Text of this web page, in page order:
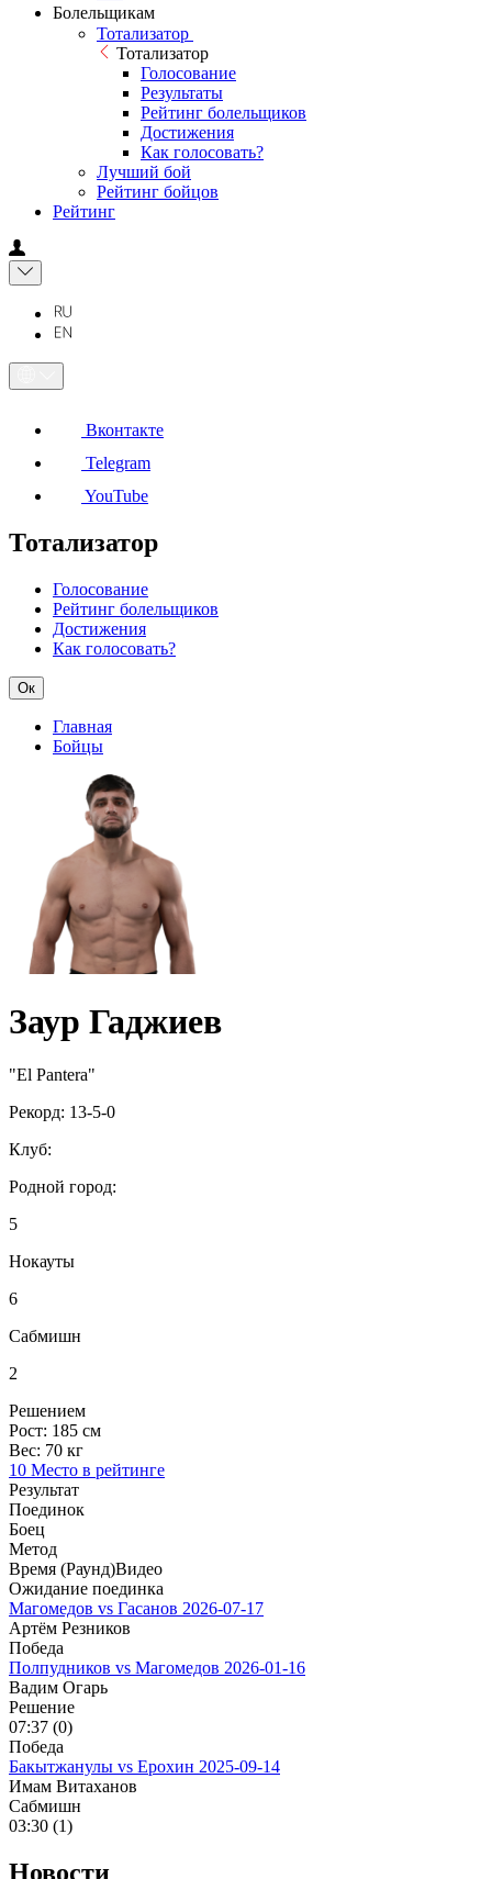
Болельщикам
Тотализатор
Тотализатор
Голосование
Результаты
Рейтинг болельщиков
Достижения
Как голосовать?
Лучший бой
Рейтинг бойцов
Рейтинг
Вконтакте
Telegram
YouTube
Тотализатор
Голосование
Рейтинг болельщиков
Достижения
Как голосовать?
Ок
Главная
Бойцы
Заур Гаджиев
"El Pantera"
Рекорд: 13-5-0
Клуб:
Родной город:
5
Нокауты
6
Сабмишн
2
Решением
Рост: 185 см
Вес: 70 кг
10 Место в рейтинге
Результат
Поединок
Боец
Метод
Время (Раунд)Видео
Ожидание поединка
Магомедов vs Гасанов 2026-07-17
Артём Резников
Победа
Полпудников vs Магомедов 2026-01-16
Вадим Огарь
Решение
07:37 (0)
Победа
Бакытжанулы vs Ерохин 2025-09-14
Имам Витаханов
Сабмишн
03:30 (1)
Новости